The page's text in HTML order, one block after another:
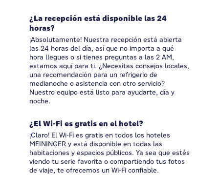
¿La recepción está disponible las 24
horas?
¡Absolutamente! Nuestra recepción está abierta
las 24 horas del día, así que no importa a qué
hora llegues o si tienes preguntas a las 2 AM,
estamos aquí para ti. ¿Necesitas consejos locales,
una recomendación para un refrigerio de
medianoche o asistencia con otro servicio?
Nuestro equipo está listo para ayudarte, día y
noche.
¿El Wi-Fi es gratis en el hotel?
¡Claro! El Wi-Fi es gratis en todos los hoteles
MEININGER y está disponible en todas las
habitaciones y espacios públicos. Ya sea que estés
viendo tu serie favorita o compartiendo tus fotos
de viaje, te ofrecemos un Wi-Fi confiable.